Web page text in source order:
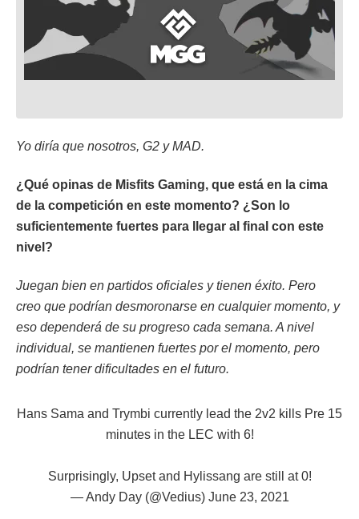
Yo diría que nosotros, G2 y MAD.
¿Qué opinas de Misfits Gaming, que está en la cima
de la competición en este momento? ¿Son lo
suficientemente fuertes para llegar al final con este
nivel?
Juegan bien en partidos oficiales y tienen éxito. Pero
creo que podrían desmoronarse en cualquier momento, y
eso dependerá de su progreso cada semana. A nivel
individual, se mantienen fuertes por el momento, pero
podrían tener dificultades en el futuro.
Hans Sama and Trymbi currently lead the 2v2 kills Pre 15
minutes in the LEC with 6!
Surprisingly, Upset and Hylissang are still at 0!
— Andy Day (@Vedius) June 23, 2021